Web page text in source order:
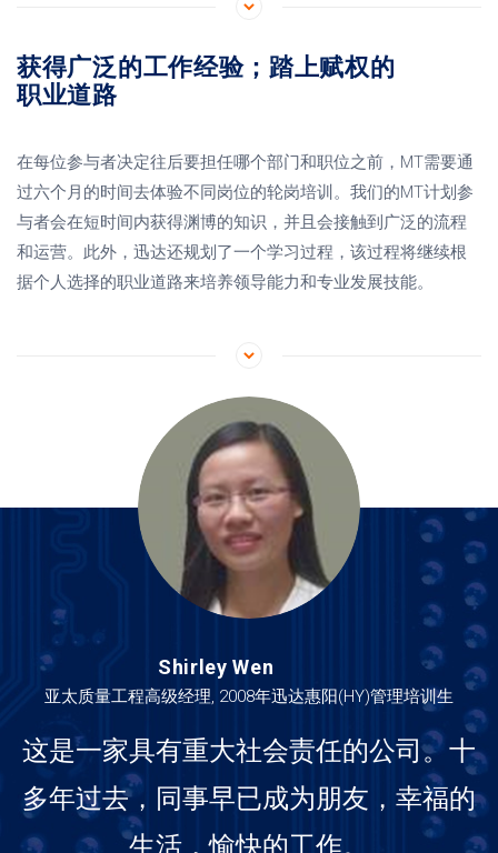
获得广泛的工作经验；踏上赋权的
职业道路
在每位参与者决定往后要担任哪个部门和职位之前，MT需要通
过六个月的时间去体验不同岗位的轮岗培训。我们的MT计划参
与者会在短时间内获得渊博的知识，并且会接触到广泛的流程
和运营。此外，迅达还规划了一个学习过程，该过程将继续根
据个人选择的职业道路来培养领导能力和专业发展技能。
Shirley Wen
亚太质量工程高级经理, 2008年迅达惠阳(HY)管理培训生
这是一家具有重大社会责任的公司。十
多年过去，同事早已成为朋友，幸福的
生活，愉快的工作。
Jeson Wu
CQE 工程师, 2017年迅达惠阳(HY)管理培训生
最值得欣喜的一个变化从做人做事开
始，在工作后，会遇到很多困难，自己
可以独立地去分析、处理。
Johnny Lau
高级经理, 2008年迅达惠阳(HY)管理培训生
回想过去十年，非常感谢公司能够提供
一个自由、弹性的人员发展平台，能因
材施教，用其所长，让我在惠州安居乐
Allan Cai
高级经理, 2010年迅达惠阳(HY)管理培训生
作为2010MT，我很荣幸参加此培训计
划，该计划为年轻人提供了一个很好的
学习和提高自己的平台。我将是一个好
Daniel Gu
质量经理, 2009年迅达苏州(SUZ)管理培训生
在过去的十几年中，我非常感激公司的
培养，并为此而自豪，在这里我体验到
了成功、快乐的汗水。在即将到来的牛